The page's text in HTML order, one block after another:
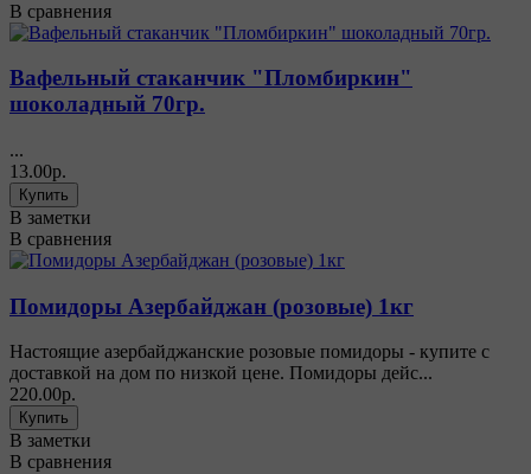
В сравнения
Вафельный стаканчик "Пломбиркин"
шоколадный 70гр.
...
13.00р.
В заметки
В сравнения
Помидоры Азербайджан (розовые) 1кг
Настоящие азербайджанские розовые помидоры - купите с
доставкой на дом по низкой цене. Помидоры дейс...
220.00р.
В заметки
В сравнения